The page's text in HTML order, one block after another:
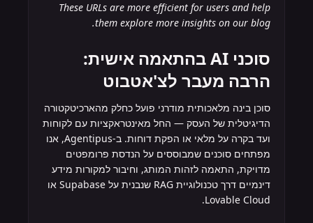
These URLs are more efficient for users and help
them explore more insights on our blog.
סוכני AI בהתאמה אישית:
הרבה מעבר לצ'אטבוט
סוכן בינה מלאכותית מודרני פועל כחלק מהארכיטקטורה
הדיגיטלית של העסק — החל מאינטראקציות עם לקוחות
ועד בקרה על מלאי או הפקת דוחות. ב-Agentipus, אנו
מפתחים סוכנים שמבוססים על הנדסת פרומפטים
מדויקת, התאמה לזהות המותג, וחיבור למקורות מידע
דינמיים דרך טכנולוגיית RAG שנבנית על Supabase או
Lovable Cloud.